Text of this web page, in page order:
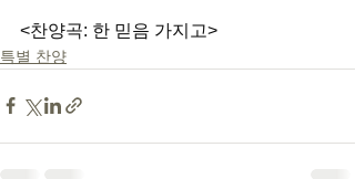
<찬양곡: 한 믿음 가지고>
특별 찬양